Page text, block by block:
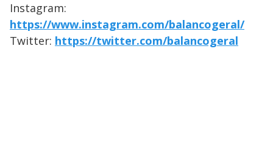
Instagram:
https://www.instagram.com/balancogeral/
Twitter: https://twitter.com/balancogeral